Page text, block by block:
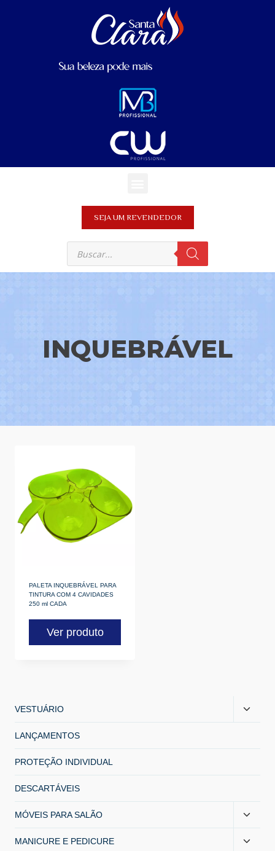
SEJA UM REVENDEDOR
INQUEBRÁVEL
PALETA INQUEBRÁVEL PARA
TINTURA COM 4 CAVIDADES
250 ml CADA
Ver produto
VESTUÁRIO
LANÇAMENTOS
PROTEÇÃO INDIVIDUAL
DESCARTÁVEIS
MÓVEIS PARA SALÃO
MANICURE E PEDICURE